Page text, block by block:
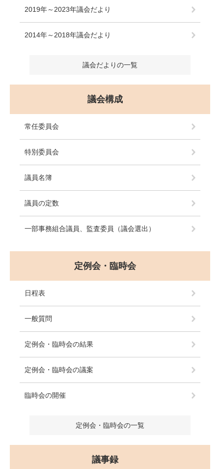
2019年～2023年議会だより
2014年～2018年議会だより
議会だよりの一覧
議会構成
常任委員会
特別委員会
議員名簿
議員の定数
一部事務組合議員、監査委員（議会選出）
定例会・臨時会
日程表
一般質問
定例会・臨時会の結果
定例会・臨時会の議案
臨時会の開催
定例会・臨時会の一覧
議事録